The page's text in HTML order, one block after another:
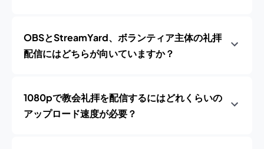
OBSとStreamYard、ボランティア主体の礼拝
配信にはどちらが向いていますか？
1080pで教会礼拝を配信するにはどれくらいの
アップロード速度が必要？